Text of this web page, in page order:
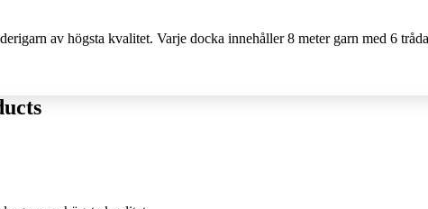
av högsta kvalitet. Varje docka innehåller 8 meter garn med 6